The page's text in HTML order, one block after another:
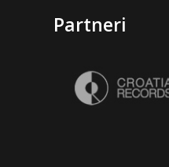
Partneri